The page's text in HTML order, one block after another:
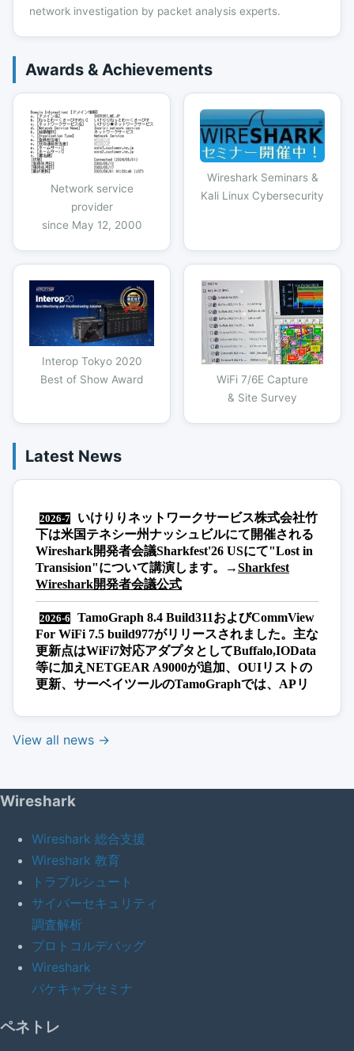
network investigation by packet analysis experts.
Awards & Achievements
Network service
provider
since May 12, 2000
Wireshark Seminars &
Kali Linux Cybersecurity
Interop Tokyo 2020
Best of Show Award
WiFi 7/6E Capture
& Site Survey
Latest News
View all news →
Wireshark
Wireshark 総合支援
Wireshark 教育
トラブルシュート
サイバーセキュリティ
調査解析
プロトコルデバッグ
Wireshark
パケキャプセミナ
ペネトレ